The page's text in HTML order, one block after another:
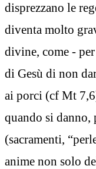
disprezzano le
diventa molto
divine, come -
di Gesù di non
ai porci (cf Mt
quando si danno,
(sacramenti,
anime non solo